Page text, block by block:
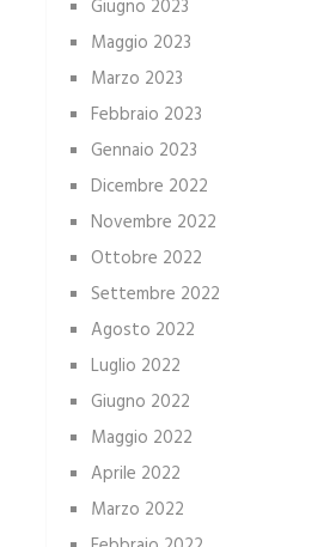
Giugno 2023
Maggio 2023
Marzo 2023
Febbraio 2023
Gennaio 2023
Dicembre 2022
Novembre 2022
Ottobre 2022
Settembre 2022
Agosto 2022
Luglio 2022
Giugno 2022
Maggio 2022
Aprile 2022
Marzo 2022